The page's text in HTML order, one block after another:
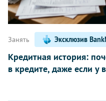
Занять Эксклюзив
Кредитная история:
в кредите, даже если у